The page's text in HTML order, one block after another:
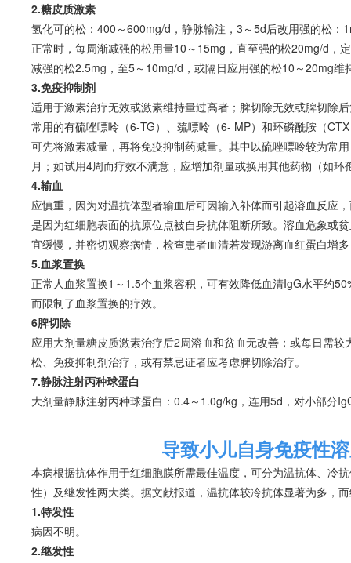
2.糖皮质激素
氢化可的松：400～600mg/d，静脉输注，3～5d后改用强的松：
正常时，每周渐减强的松用量10～15mg，直至强的松20mg/d，
减强的松2.5mg，至5～10mg/d，或隔日应用强的松10～20mg维
3.免疫抑制剂
适用于激素治疗无效或激素维持量过高者；脾切除无效或脾切除
常用的有硫唑嘌呤（6-TG）、巯嘌呤（6- MP）和环磷酰胺（
可先将激素减量，再将免疫抑制药减量。其中以硫唑嘌呤较为常
月；如试用4周而疗效不满意，应增加剂量或换用其他药物（如
4.输血
应慎重，因为对温抗体型者输血后可因输入补体而引起溶血反应
是因为红细胞表面的抗原位点被自身抗体阻断所致。 溶血危象或
宜缓慢，并密切观察病情，检查患者血清若发现游离血红蛋白增
5.血浆置换
正常人血浆置换1～1.5个血浆容积，可有效降低血清IgG水平约
而限制了血浆置换的疗效。
6脾切除
应用大剂量糖皮质激素治疗后2周溶血和贫血无改善；或每日需较
松、免疫抑制剂治疗，或有禁忌证者应考虑脾切除治疗。
7.静脉注射丙种球蛋白
大剂量静脉注射丙种球蛋白：0.4～1.0g/kg，连用5d，对小部分
导致小儿自身免疫性
本病根据抗体作用于红细胞膜所需最佳温度，可分为温抗体、冷
性）及继发性两大类。据文献报道，温抗体较冷抗体显著为多，
1.特发性
病因不明。
2.继发性